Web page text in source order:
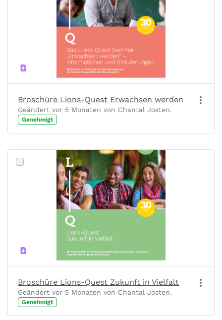
Broschüre Lions-Quest Erwachsen werden
Geändert vor 5 Monaten von Chantal Josten.
Genehmigt
Broschüre Lions-Quest Zukunft in Vielfalt
Geändert vor 5 Monaten von Chantal Josten.
Genehmigt